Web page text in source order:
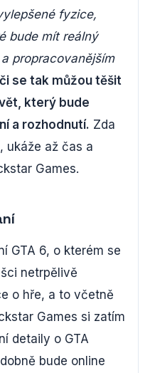
fyzice,
bude mít reálný
propracovanějším
se tak můžou těšit
který bude
a rozhodnutí. Zda
ukáže až čas a
Games.
GTA 6, o kterém se
netrpělivě
o hře, a to včetně
Games si zatím
detaily o GTA
bude online